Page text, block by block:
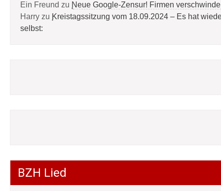
Ein Freund zu Neue Google-Zensur! Firmen
Harry zu Kreistagssitzung vom 18.09.2024 – Es hat
selbst:
BZH Lied